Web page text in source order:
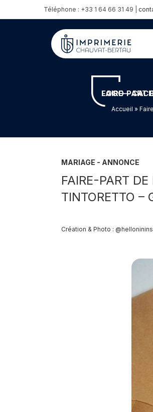
Téléphone : +33 1 64 66 31 49 |
FAIRE-PART DE MARIAGE AVEC POCHETTE SIMPLE ET ÉLÉGANT – PAPIER
Accueil »
MARIAGE - ANNONCE
FAIRE-PART
TINTORETTO –
Création & Photo :